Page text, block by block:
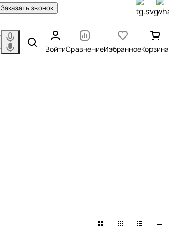
Заказать звонок
ВойтиСравнениеИзбранноеКорзина